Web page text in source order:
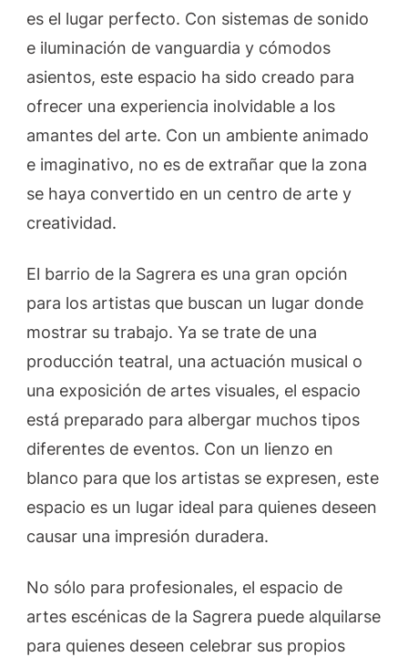
es el lugar perfecto. Con sistemas de sonido
e iluminación de vanguardia y cómodos
asientos, este espacio ha sido creado para
ofrecer una experiencia inolvidable a los
amantes del arte. Con un ambiente animado
e imaginativo, no es de extrañar que la zona
se haya convertido en un centro de arte y
creatividad.
El barrio de la Sagrera es una gran opción
para los artistas que buscan un lugar donde
mostrar su trabajo. Ya se trate de una
producción teatral, una actuación musical o
una exposición de artes visuales, el espacio
está preparado para albergar muchos tipos
diferentes de eventos. Con un lienzo en
blanco para que los artistas se expresen, este
espacio es un lugar ideal para quienes deseen
causar una impresión duradera.
No sólo para profesionales, el espacio de
artes escénicas de la Sagrera puede alquilarse
para quienes deseen celebrar sus propios